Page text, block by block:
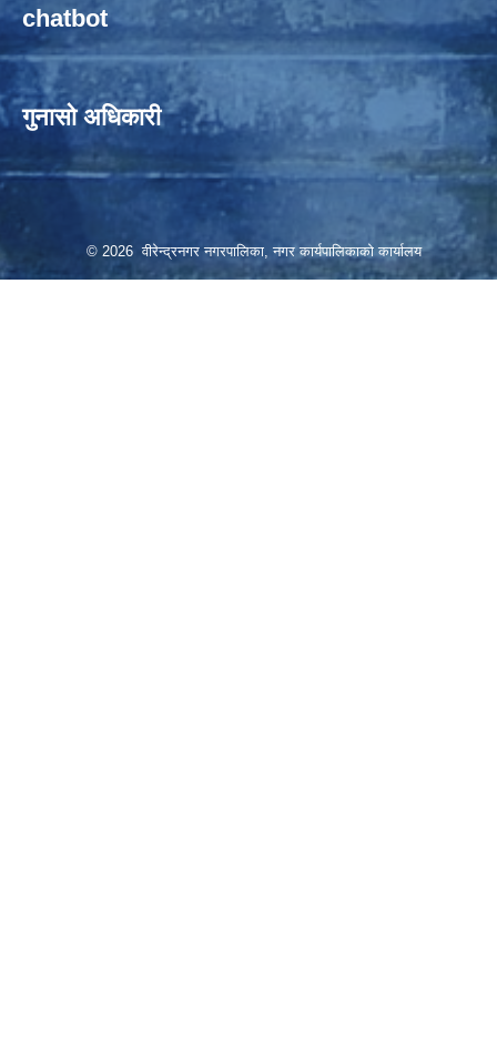
chatbot
गुनासो अधिकारी
© 2026 वीरेन्द्रनगर नगरपालिका, नगर कार्यपालिकाको कार्यालय